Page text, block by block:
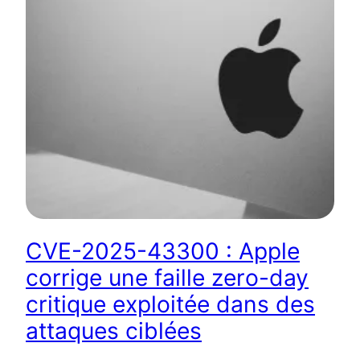
CVE-2025-43300 : Apple
corrige une faille zero-day
critique exploitée dans des
attaques ciblées